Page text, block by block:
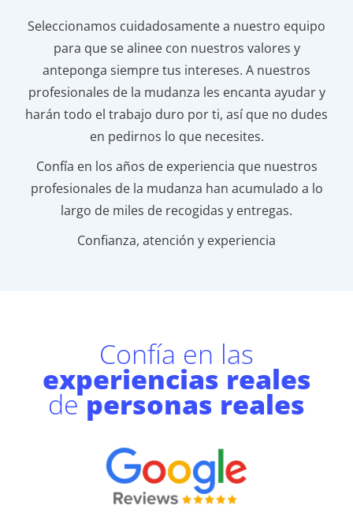
Seleccionamos cuidadosamente a nuestro equipo
para que se alinee con nuestros valores y
anteponga siempre tus intereses. A nuestros
profesionales de la mudanza les encanta ayudar y
harán todo el trabajo duro por ti, así que no dudes
en pedirnos lo que necesites.
Confía en los años de experiencia que nuestros
profesionales de la mudanza han acumulado a lo
largo de miles de recogidas y entregas.
Confianza, atención y experiencia
Confía en las
experiencias reales
depersonas reales